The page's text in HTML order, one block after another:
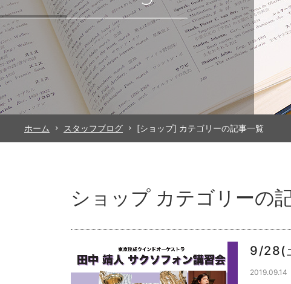
ホーム スタッフブログ [ショップ] カテゴリーの記事一覧
ショップ カテゴリーの
9/28(
2019.09.14